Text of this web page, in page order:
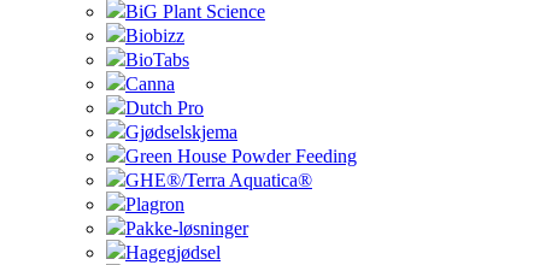
BiG Plant Science
Biobizz
BioTabs
Canna
Dutch Pro
Gjødselskjema
Green House Powder Feeding
GHE®/Terra Aquatica®
Plagron
Pakke-løsninger
Hagegjødsel